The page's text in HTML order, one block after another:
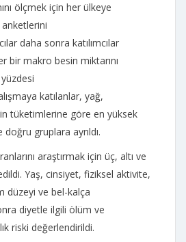
ölçmek için her ülkeye
anketlerini
daha sonra katılımcılar
bir makro besin miktarını
katılanlar, yağ,
tüketimlerine göre en yüksek
gruplara ayrıldı.
araştırmak için üç, altı ve
Yaş, cinsiyet, fiziksel aktivite,
düzeyi ve bel-kalça
diyetle ilgili ölüm ve
riski değerlendirildi.